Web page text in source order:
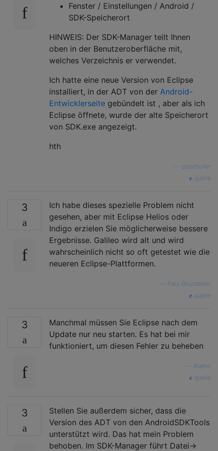
Fenster / Einstellungen / Android /
SDK-Speicherort
HINWEIS: Der SDK-Manager teilt Ihnen
oben in der Benutzeroberfläche mit,
welches Verzeichnis er verwendet.
Ich hatte eine neue Version von Eclipse
installiert, in der ADT von der Android-
Entwicklerseite gebündelt ist , aber als ich
Eclipse öffnete, wurde der alte Speicherort
von SDK.exe angezeigt.
hth
pdschuller
quelle
3
Ich habe dieses spezielle Problem nicht
gesehen, aber mit Eclipse Helios oder
Indigo erzielen Sie möglicherweise bessere
Ergebnisse. Galileo wird alt und wird
wahrscheinlich nicht so oft getestet wie die
neueren Eclipse-Plattformen.
Paul Beusterien
quelle
3
Manchmal müssen Sie Eclipse nach dem
Update nur neu starten. Es hat bei mir
funktioniert, um diesen Fehler zu beheben
Alamri
quelle
3
Stellen Sie außerdem sicher, dass die
Version des ADT von den AndroidSDKTools
unterstützt wird. Das hat mein Problem
behoben. Im SDK-Manager führt Datei->